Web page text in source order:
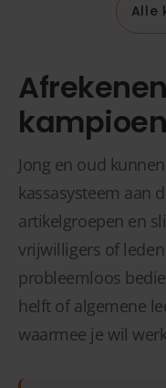
Alle
kampioen
Jong en oud
kassasysteem aan
artikelgroepen en
vrijwilligers of
probleemloos
helft of algemene
waarmee je wil